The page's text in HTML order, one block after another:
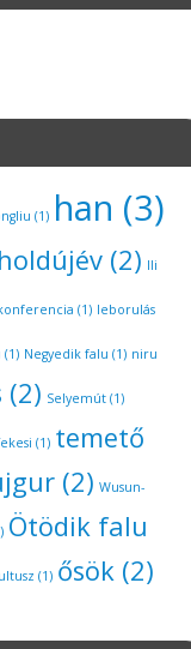
(1) han (3)
holdújév(2) Ili
(1) leborulás
(1) Negyedik falu (1) niru
(2) Selyemút(1)
(1) temető
(2) Wusun-
Ötödik falu
(1) ősök(2)